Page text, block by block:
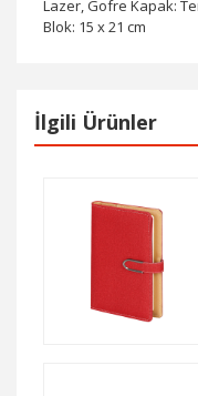
Lazer, Gofre Kapak:
Blok: 15 x 21 cm
İlgili Ürünler